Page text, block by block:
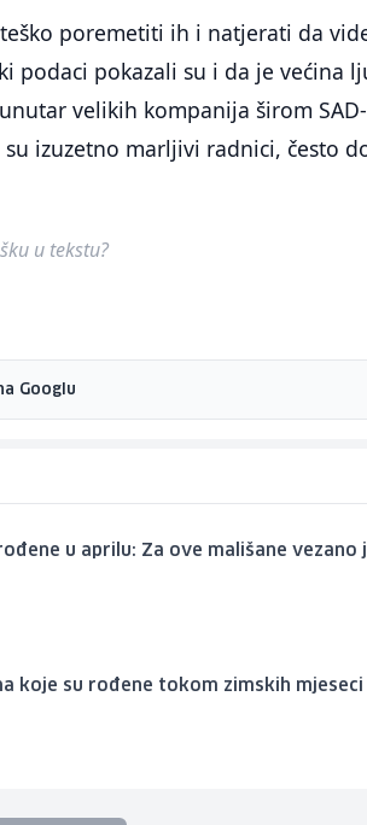
poremetiti ih i natjerati da
podaci pokazali su i da je većina
velikih kompanija širom
izuzetno marljivi radnici, često
u tekstu?
Googlu
u aprilu: Za ove mališane vezano
koje su rođene tokom zimskih mjeseci